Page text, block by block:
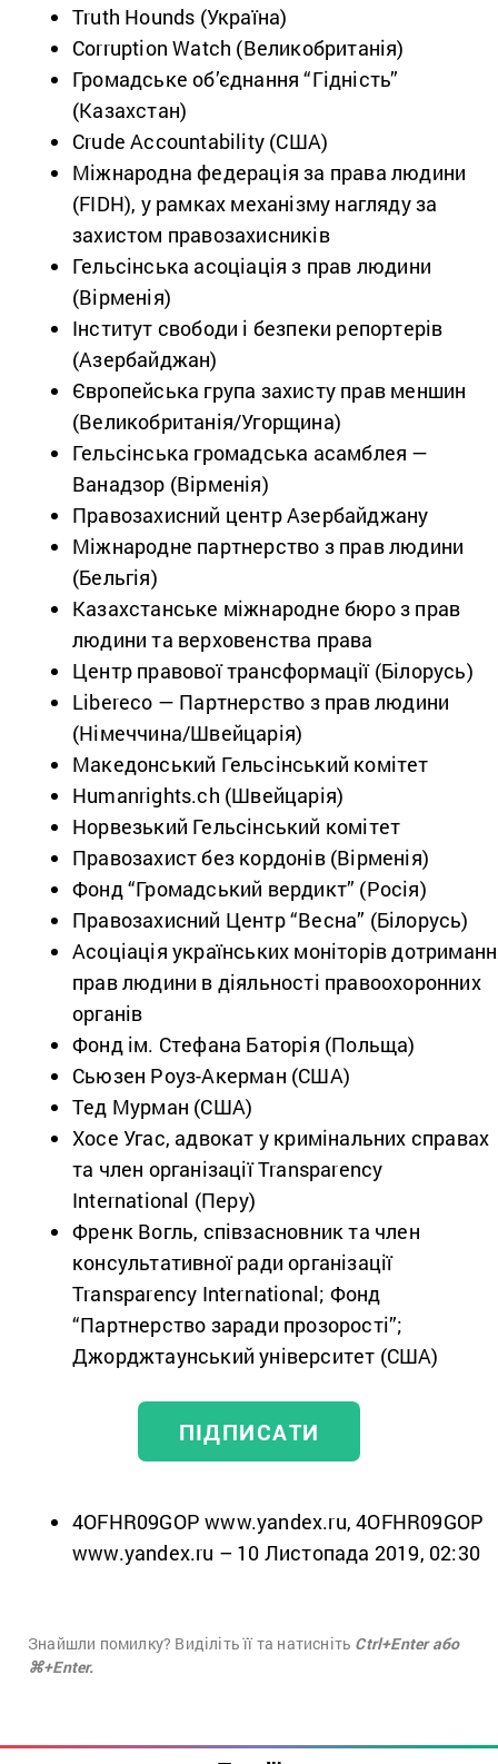
Truth Hounds (Україна)
Corruption Watch (Великобританія)
Громадське об’єднання “Гідність”
(Казахстан)
Crude Accountability (США)
Міжнародна федерація за права людини
(FIDH), у рамках механізму нагляду за
захистом правозахисників
Гельсінська асоціація з прав людини
(Вірменія)
Інститут свободи і безпеки репортерів
(Азербайджан)
Європейська група захисту прав меншин
(Великобританія/Угорщина)
Гельсінська громадська асамблея —
Ванадзор (Вірменія)
Правозахисний центр Азербайджану
Міжнародне партнерство з прав людини
(Бельгія)
Казахстанське міжнародне бюро з прав
людини та верховенства права
Центр правової трансформації (Білорусь)
Libereco — Партнерство з прав людини
(Німеччина/Швейцарія)
Македонський Гельсінський комітет
Humanrights.ch (Швейцарія)
Норвезький Гельсінський комітет
Правозахист без кордонів (Вірменія)
Фонд “Громадський вердикт” (Росія)
Правозахисний Центр “Весна” (Білорусь)
Асоціація українських моніторів
прав людини в діяльності правоохоронних
органів
Фонд ім. Стефана Баторія (Польща)
Сьюзен Роуз-Акерман (США)
Тед Мурман (США)
Хосе Угас, адвокат у кримінальних справах
та член організації Transparency
International (Перу)
Френк Вогль, співзасновник та член
консультативної ради організації
Transparency International; Фонд
“Партнерство заради прозорості”;
Джорджтаунський університет (США)
ПІДПИСАТИ
4OFHR09GOP www.yandex.ru, 4OFHR09GOP
www.yandex.ru – 10 Листопада 2019, 02:30
Знайшли помилку? Виділіть її та натисніть Ctrl+Enter або
⌘+Enter.